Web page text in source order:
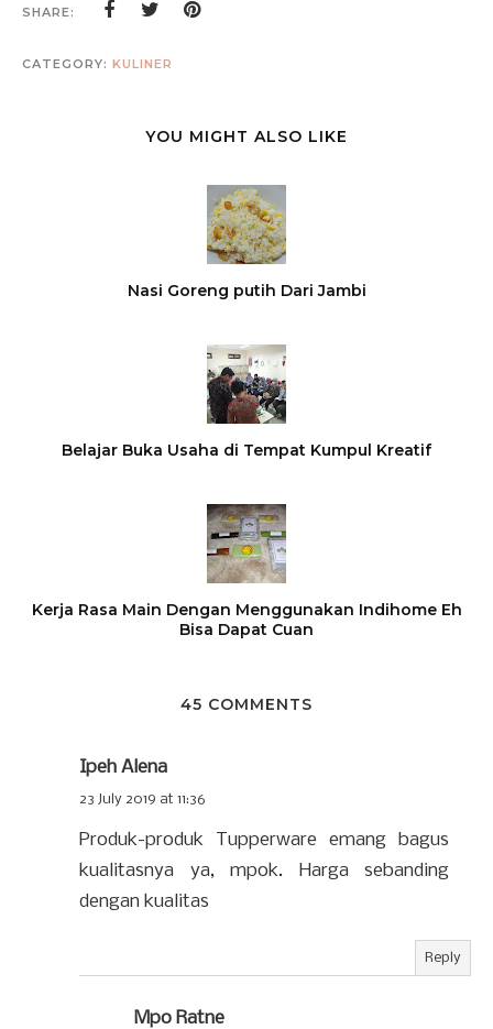
SHARE:
CATEGORY: KULINER
YOU MIGHT ALSO LIKE
Nasi Goreng putih Dari Jambi
Belajar Buka Usaha di Tempat Kumpul Kreatif
Kerja Rasa Main Dengan Menggunakan Indihome Eh
Bisa Dapat Cuan
45 COMMENTS
Ipeh Alena
23 July 2019 at 11:36
Produk-produk Tupperware emang bagus
kualitasnya ya, mpok. Harga sebanding
dengan kualitas
Reply
Mpo Ratne